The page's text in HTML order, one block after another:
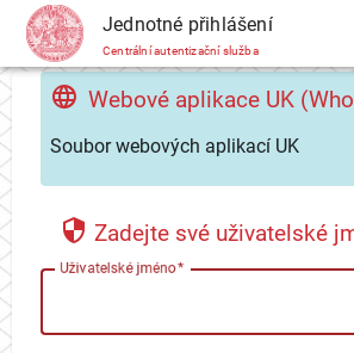
CAS Jednotné přihlášení
Centrální autentizační služba
Webové aplikace UK
Soubor webových aplikací UK
Zadejte své uživatelské
Uživatelské jméno